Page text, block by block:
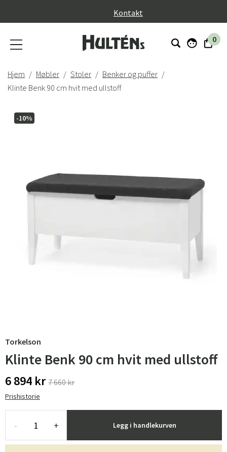
Kontakt
0
Hjem Møbler Stoler
Benker og puffer
Klinte Benk 90 cm hvit med ullstoff
-10%
Torkelson
Klinte Benk 90 cm hvit med ullstoff
6 894 kr 7 660 kr
Prishistorie
- + Legg i handlekurven